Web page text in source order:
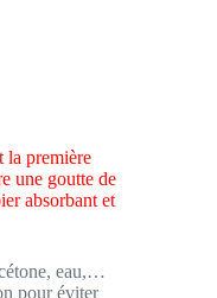
la première
une goutte de
absorbant et
eau,…
pour éviter